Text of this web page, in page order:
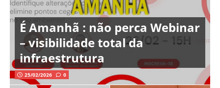
É Amanhã : não perca Webinar
– visibilidade total da
infraestrutura
25/02/2026 0